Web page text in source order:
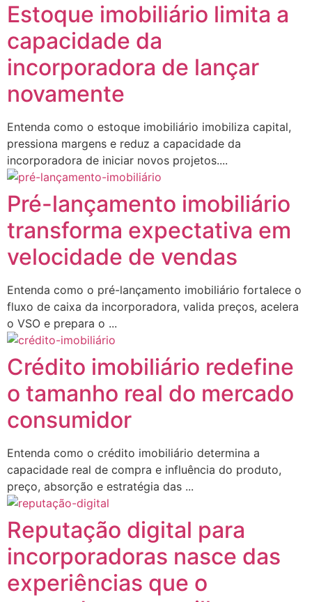
Estoque imobiliário limita a
capacidade da
incorporadora de lançar
novamente
Entenda como o estoque imobiliário imobiliza capital,
pressiona margens e reduz a capacidade da
incorporadora de iniciar novos projetos....
Pré-lançamento imobiliário
transforma expectativa em
velocidade de vendas
Entenda como o pré-lançamento imobiliário fortalece o
fluxo de caixa da incorporadora, valida preços, acelera
o VSO e prepara o ...
Crédito imobiliário redefine
o tamanho real do mercado
consumidor
Entenda como o crédito imobiliário determina a
capacidade real de compra e influência do produto,
preço, absorção e estratégia das ...
Reputação digital para
incorporadoras nasce das
experiências que o